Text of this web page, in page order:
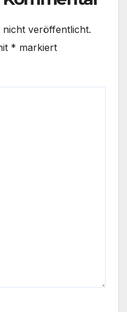
nicht veröffentlicht.
* markiert